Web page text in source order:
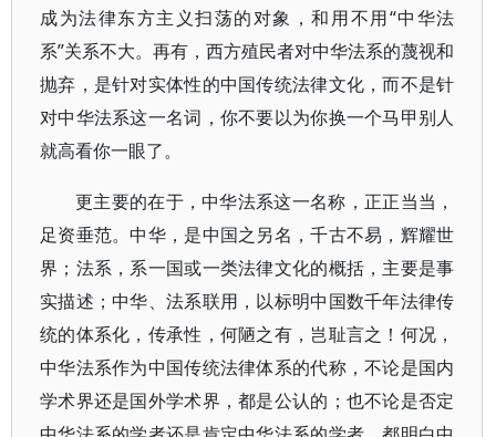
成为法律东方主义扫荡的对象，和用不用“中华法
系”关系不大。再有，西方殖民者对中华法系的蔑视和
抛弃，是针对实体性的中国传统法律文化，而不是针
对中华法系这一名词，你不要以为你换一个马甲别人
就高看你一眼了。
更主要的在于，中华法系这一名称，正正当当，
足资垂范。中华，是中国之另名，千古不易，辉耀世
界；法系，系一国或一类法律文化的概括，主要是事
实描述；中华、法系联用，以标明中国数千年法律传
统的体系化，传承性，何陋之有，岂耻言之！何况，
中华法系作为中国传统法律体系的代称，不论是国内
学术界还是国外学术界，都是公认的；也不论是否定